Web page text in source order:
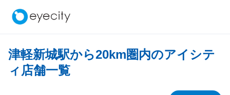
津軽新城駅から20km圏内のアイシテ
ィ店舗一覧